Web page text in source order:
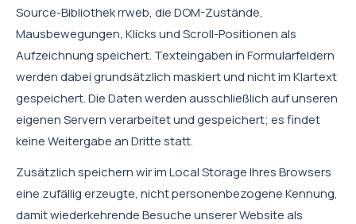
Source-Bibliothek rrweb, die DOM-Zustände,
Mausbewegungen, Klicks und Scroll-Positionen als
Aufzeichnung speichert. Texteingaben in Formularfeldern
werden dabei grundsätzlich maskiert und nicht im Klartext
gespeichert. Die Daten werden ausschließlich auf unseren
eigenen Servern verarbeitet und gespeichert; es findet
keine Weitergabe an Dritte statt.
Zusätzlich speichern wir im Local Storage Ihres Browsers
eine zufällig erzeugte, nicht personenbezogene Kennung,
damit wiederkehrende Besuche unserer Website als